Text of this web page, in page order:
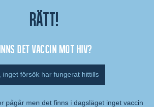
Rätt!
det vaccin mot hiv?
inget försök har fungerat hittills
pågår men det finns i dagsläget inget vaccin